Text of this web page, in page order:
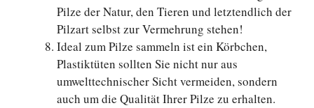
Pilze der Natur, den Tieren und letztendlich der
Pilzart selbst zur Vermehrung stehen!
Ideal zum Pilze sammeln ist ein Körbchen,
Plastiktüten sollten Sie nicht nur aus
umwelttechnischer Sicht vermeiden, sondern
auch um die Qualität Ihrer Pilze zu erhalten.